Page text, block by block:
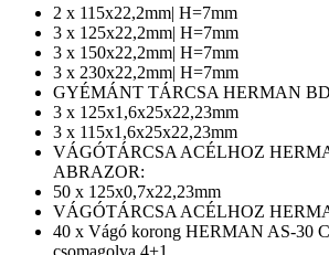
2 x 115x22,2mm| H=7mm
3 x 125x22,2mm| H=7mm
3 x 150x22,2mm| H=7mm
3 x 230x22,2mm| H=7mm
GYÉMÁNT TÁRCSA HERMAN
3 x 125x1,6x25x22,23mm
3 x 115x1,6x25x22,23mm
VÁGÓTÁRCSA ACÉLHOZ
ABRAZOR:
50 x 125x0,7x22,23mm
VÁGÓTÁRCSA ACÉLHOZ
40 x Vágó korong HERMAN AS-30
csomagolva 4+1